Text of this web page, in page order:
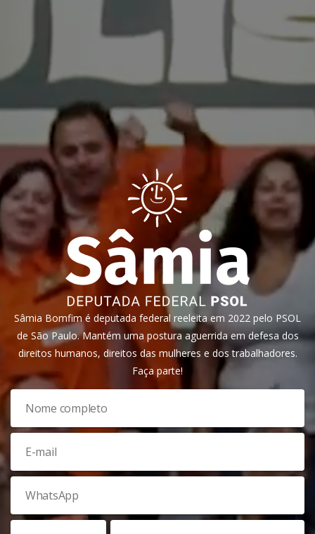
Sâmia Bomfim é deputada federal reeleita em 2022 pelo PSOL
de São Paulo. Mantém uma postura aguerrida em defesa dos
direitos humanos, direitos das mulheres e dos trabalhadores.
Faça parte!